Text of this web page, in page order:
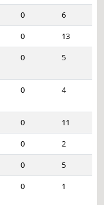
0
6
0
13
0 5
0 4
0
11
0
2
0
5
0 1